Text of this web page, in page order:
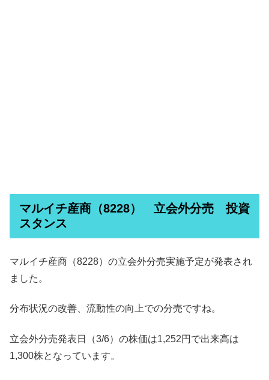
マルイチ産商（8228） 立会外分売 投資
スタンス
マルイチ産商（8228）の立会外分売実施予定が発表され
ました。
分布状況の改善、流動性の向上での分売ですね。
立会外分売発表日（3/6）の株価は1,252円で出来高は
1,300株となっています。